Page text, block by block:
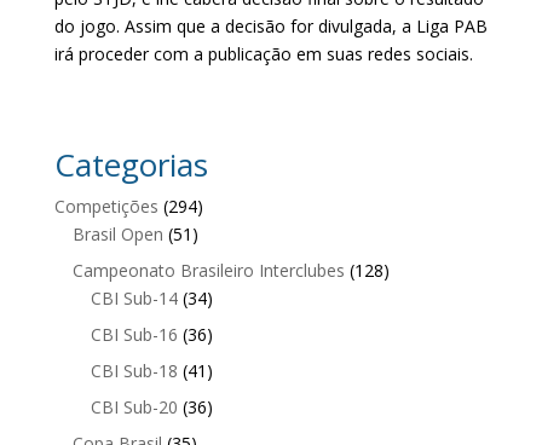
do jogo. Assim que a decisão for divulgada, a Liga PAB
irá proceder com a publicação em suas redes sociais.
Categorias
Competições (294)
Brasil Open (51)
Campeonato Brasileiro Interclubes (128)
CBI Sub-14(34)
CBI Sub-16 (36)
CBI Sub-18 (41)
CBI Sub-20 (36)